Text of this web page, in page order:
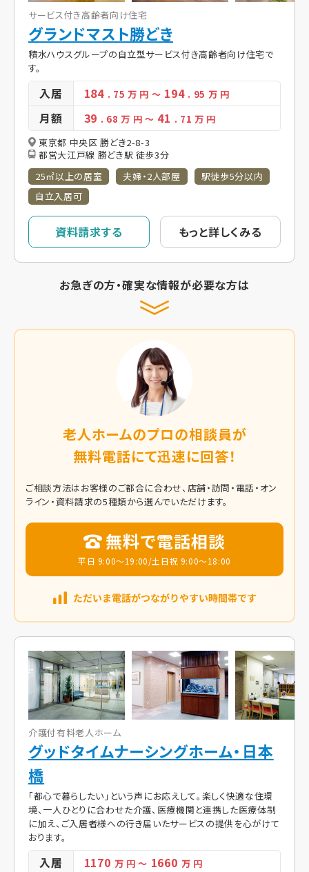
サービス付き高齢者向け住宅
グランドマスト勝どき
積水ハウスグループの自立型サービス付き高齢者向け住宅で
す。
入居 184 . 75万 円 ～ 194 . 95 万 円
月額 39 . 68万 円 ～ 41 . 71 万 円
東京都 中央区 勝どき2-8-3
都営大江戸線 勝どき駅 徒歩3分
25㎡以上の居室
夫婦・2人部屋
駅徒歩5分以内
自立入居可
資料請求する もっと詳しくみる
お急ぎの方・確実な情報が必要な方は
老人ホームのプロの相談員が
無料電話にて迅速に回答！
ご相談方法はお客様のご都合に合わせ、店舗・訪問・電話・オン
ライン・資料請求の5種類から選んでいただけます。
無料で電話相談
平日 9:00～19:00/土日祝 9:00～18:00
介護付有料老人ホーム
グッドタイムナーシングホーム・日本
橋
「都心で暮らしたい」という声にお応えして。楽しく快適な住環
境、一人ひとりに合わせた介護、医療機関と連携した医療体制
に加え、ご入居者様への行き届いたサービスの提供を心がけて
おります。
入居 1170 万 円～ 1660 万 円